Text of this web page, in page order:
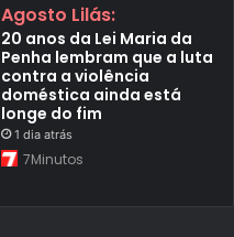
Agosto Lilás:
20 anos da Lei Maria da
Penha lembram que a luta
contra a violência
doméstica ainda está
longe do fim
1 dia atrás
7Minutos